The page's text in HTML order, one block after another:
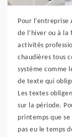
Pour l’entreprise
de l’hiver ou à la
activités
chaudières tous
système comme
de texte qui
Les textes
sur la période.
printemps que
pas eu le temps